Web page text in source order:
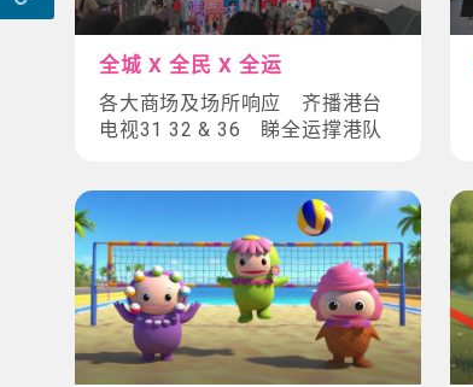
全城 X 全民 X 全运
各大商场及场所响应 齐播港台
电视31 32 & 36 睇全运撑港队